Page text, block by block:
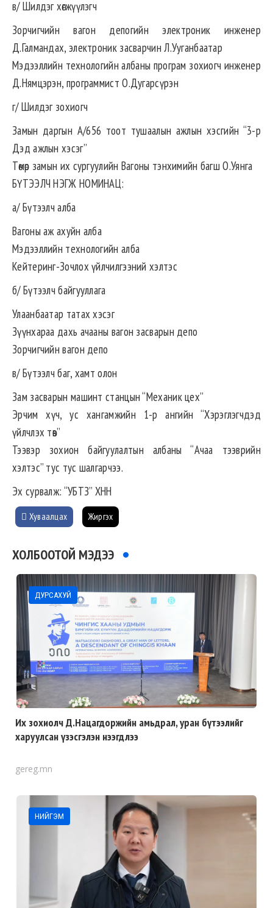
в/ Шилдэг хөгжүүлэгч
Зорчигчийн вагон депогийн электроник инженер
Д.Галмандах, электроник засварчин Л.Ууганбаатар
Мэдээллийн технологийн албаны програм зохиогч инженер
Д.Нямцэрэн, программист О.Дугарсүрэн
г/ Шилдэг зохиогч
Замын даргын А/656 тоот тушаалын ажлын хэсгийн “3-р
Дэд ажлын хэсэг”
Төмөр замын их сургуулийн Вагоны тэнхимийн багш О.Уянга
БҮТЭЭЛЧ НЭГЖ НОМИНАЦ:
а/ Бүтээлч алба
Вагоны аж ахуйн алба
Мэдээллийн технологийн алба
Кейтеринг-Зочлох үйлчилгээний хэлтэс
б/ Бүтээлч байгууллага
Улаанбаатар татах хэсэг
Зүүнхараа дахь ачааны вагон засварын депо
Зорчигчийн вагон депо
в/ Бүтээлч баг, хамт олон
Зам засварын машинт станцын “Механик цех”
Эрчим хүч, ус хангамжийн 1-р ангийн “Хэрэглэгчдэд
үйлчлэх төв”
Тээвэр зохион байгуулалтын албаны “Ачаа тээврийн
хэлтэс” тус тус шалгарчээ.
Эх сурвалж: “УБТЗ” ХНН
Хуваалцах Жиргэх
ХОЛБООТОЙ МЭДЭЭ
ДУРСАХУЙ
Их зохиолч Д.Нацагдоржийн амьдрал, уран бүтээлийг
харуулсан үзэсгэлэн нээгдлээ
gereg.mn
НИЙГЭМ